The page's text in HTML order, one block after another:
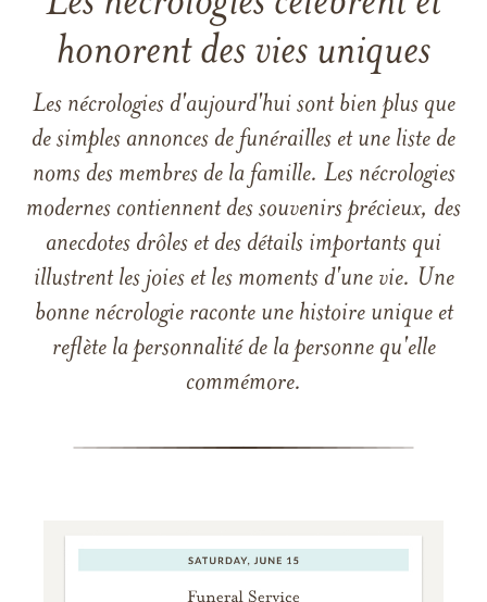
honorent des vies uniques
Les nécrologies d'aujourd'hui sont bien plus que
de simples annonces de funérailles et une liste de
noms des membres de la famille. Les nécrologies
modernes contiennent des souvenirs précieux, des
anecdotes drôles et des détails importants qui
illustrent les joies et les moments d'une vie. Une
bonne nécrologie raconte une histoire unique et
reflète la personnalité de la personne qu'elle
commémore.